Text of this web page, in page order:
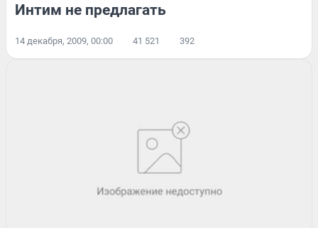
Интим не предлагать
14 декабря, 2009, 00:00 41 521 392